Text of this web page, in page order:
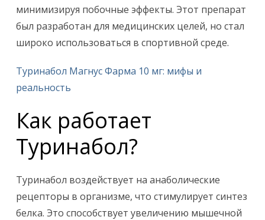
минимизируя побочные эффекты. Этот препарат
был разработан для медицинских целей, но стал
широко использоваться в спортивной среде.
Туринабол Магнус Фарма 10 мг: мифы и
реальность
Как работает
Туринабол?
Туринабол воздействует на анаболические
рецепторы в организме, что стимулирует синтез
белка. Это способствует увеличению мышечной